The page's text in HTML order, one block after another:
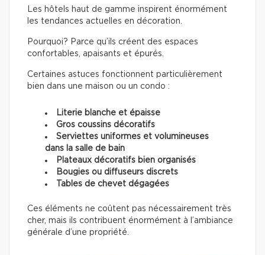
Les hôtels haut de gamme inspirent énormément
les tendances actuelles en décoration.
Pourquoi? Parce qu’ils créent des espaces
confortables, apaisants et épurés.
Certaines astuces fonctionnent particulièrement
bien dans une maison ou un condo :
Literie blanche et épaisse
Gros coussins décoratifs
Serviettes uniformes et volumineuses
dans la salle de bain
Plateaux décoratifs bien organisés
Bougies ou diffuseurs discrets
Tables de chevet dégagées
Ces éléments ne coûtent pas nécessairement très
cher, mais ils contribuent énormément à l’ambiance
générale d’une propriété.